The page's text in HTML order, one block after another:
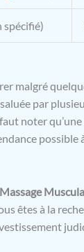
spécifié)
malgré
par
noter
possible
êtes à la